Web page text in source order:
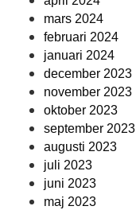
mars 2024
februari 2024
januari 2024
december 2023
november 2023
oktober 2023
september 2023
augusti 2023
juli 2023
juni 2023
maj 2023